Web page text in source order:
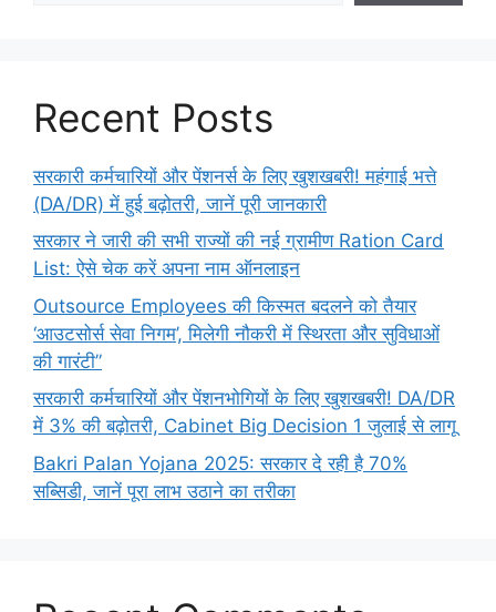
Recent Posts
सरकारी कर्मचारियों और पेंशनर्स के लिए खुशखबरी! महंगाई भत्ते
(DA/DR) में हुई बढ़ोतरी, जानें पूरी जानकारी
सरकार ने जारी की सभी राज्यों की नई ग्रामीण Ration Card
List: ऐसे चेक करें अपना नाम ऑनलाइन
Outsource Employees की किस्मत बदलने को तैयार
‘आउटसोर्स सेवा निगम’, मिलेगी नौकरी में स्थिरता और सुविधाओं
की गारंटी”
सरकारी कर्मचारियों और पेंशनभोगियों के लिए खुशखबरी! DA/DR
में 3% की बढ़ोतरी, Cabinet Big Decision 1 जुलाई से लागू
Bakri Palan Yojana 2025: सरकार दे रही है 70%
सब्सिडी, जानें पूरा लाभ उठाने का तरीका